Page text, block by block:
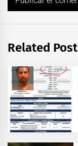
Related Post